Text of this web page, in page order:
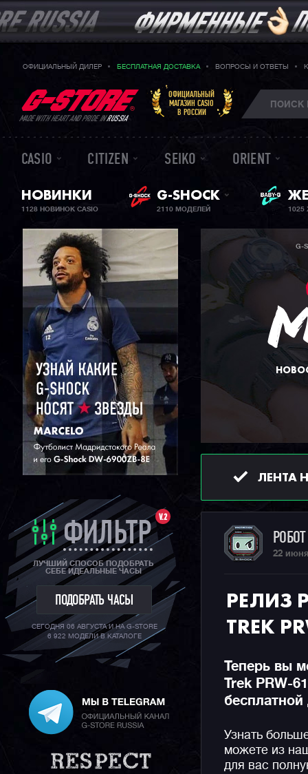
ОФИЦИАЛЬНЫЙ ДИЛЕР БЕСПЛАТНАЯ ДОСТАВКА ВОПРОСЫ И ОТВЕТЫ
MADE WITH HEART AND PRIDE INRUSSIA
ОФИЦИАЛЬНЫЙ
МАГАЗИН CASIO
В РОССИИ
CASIO CITIZEN SEIKO ORIENT
НОВИНКИ
1128 НОВИНОК CASIO
G-SHOCK
2110 МОДЕЛЕЙ
V.2
ФИЛЬТР
ЛУЧШИЙ СПОСОБ ПОДОБРАТЬ
СЕБЕ ИДЕАЛЬНЫЕ ЧАСЫ
ПОДОБРАТЬ ЧАСЫ
СЕГОДНЯ 06 АВГУСТА И НА G-STORE
6 922 МОДЕЛИ В КАТАЛОГЕ
G-
ЛЕНТА
22
РЕЛИЗ
TREK
Теперь вы
Trek PRW-
Узнать
можете из
для вас